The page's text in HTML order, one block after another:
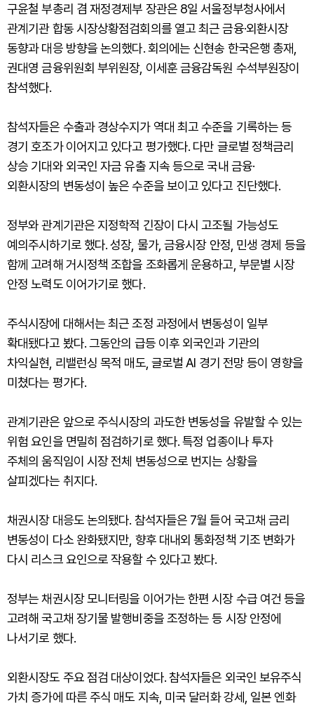
구윤철 부총리 겸 재정경제부 장관은 8일 서울정부청사에서
관계기관 합동 시장상황점검회의를 열고 최근 금융·외환시장
동향과 대응 방향을 논의했다. 회의에는 신현송 한국은행 총재,
권대영 금융위원회 부위원장, 이세훈 금융감독원 수석부원장이
참석했다.
참석자들은 수출과 경상수지가 역대 최고 수준을 기록하는 등
경기 호조가 이어지고 있다고 평가했다. 다만 글로벌 정책금리
상승 기대와 외국인 자금 유출 지속 등으로 국내 금융·
외환시장의 변동성이 높은 수준을 보이고 있다고 진단했다.
정부와 관계기관은 지정학적 긴장이 다시 고조될 가능성도
예의주시하기로 했다. 성장, 물가, 금융시장 안정, 민생 경제 등을
함께 고려해 거시정책 조합을 조화롭게 운용하고, 부문별 시장
안정 노력도 이어가기로 했다.
주식시장에 대해서는 최근 조정 과정에서 변동성이 일부
확대됐다고 봤다. 그동안의 급등 이후 외국인과 기관의
차익실현, 리밸런싱 목적 매도, 글로벌 AI 경기 전망 등이 영향을
미쳤다는 평가다.
관계기관은 앞으로 주식시장의 과도한 변동성을 유발할 수 있는
위험 요인을 면밀히 점검하기로 했다. 특정 업종이나 투자
주체의 움직임이 시장 전체 변동성으로 번지는 상황을
살피겠다는 취지다.
채권시장 대응도 논의됐다. 참석자들은 7월 들어 국고채 금리
변동성이 다소 완화됐지만, 향후 대내외 통화정책 기조 변화가
다시 리스크 요인으로 작용할 수 있다고 봤다.
정부는 채권시장 모니터링을 이어가는 한편 시장 수급 여건 등을
고려해 국고채 장기물 발행비중을 조정하는 등 시장 안정에
나서기로 했다.
외환시장도 주요 점검 대상이었다. 참석자들은 외국인 보유주식
가치 증가에 따른 주식 매도 지속, 미국 달러화 강세, 일본 엔화